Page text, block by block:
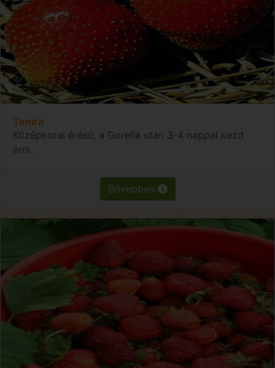
Tenira
Középkorai érésű, a Gorella után 3-4 nappal kezd
érni.
Bővebben